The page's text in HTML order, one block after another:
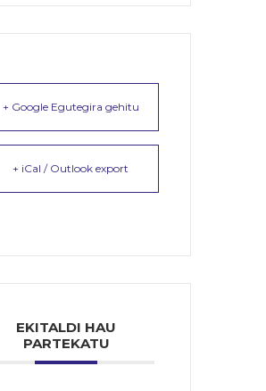
+ Google Egutegira gehitu
+ iCal / Outlook export
EKITALDI HAU
PARTEKATU